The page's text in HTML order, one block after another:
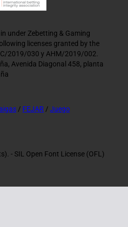
under Zebetting & Gaming
licenses granted by the
2019/030 y AHM/2019/002.
Avenida Diagonal 458, planta
/ FEJAR / Juego
- SIL Open Font License (OFL)